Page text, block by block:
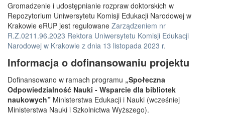
Gromadzenie i udostępnianie rozpraw doktorskich w
Repozytorium Uniwersytetu Komisji Edukacji Narodowej w
Krakowie eRUP jest regulowane Zarządzeniem nr
R.Z.0211.96.2023 Rektora Uniwersytetu Komisji Edukacji
Narodowej w Krakowie z dnia 13 listopada 2023 r.
Informacja o dofinansowaniu projektu
Dofinansowano w ramach programu „Społeczna
Odpowiedzialność Nauki - Wsparcie dla bibliotek
naukowych” Ministerstwa Edukacji i Nauki (wcześniej
Ministerstwa Nauki i Szkolnictwa Wyższego).